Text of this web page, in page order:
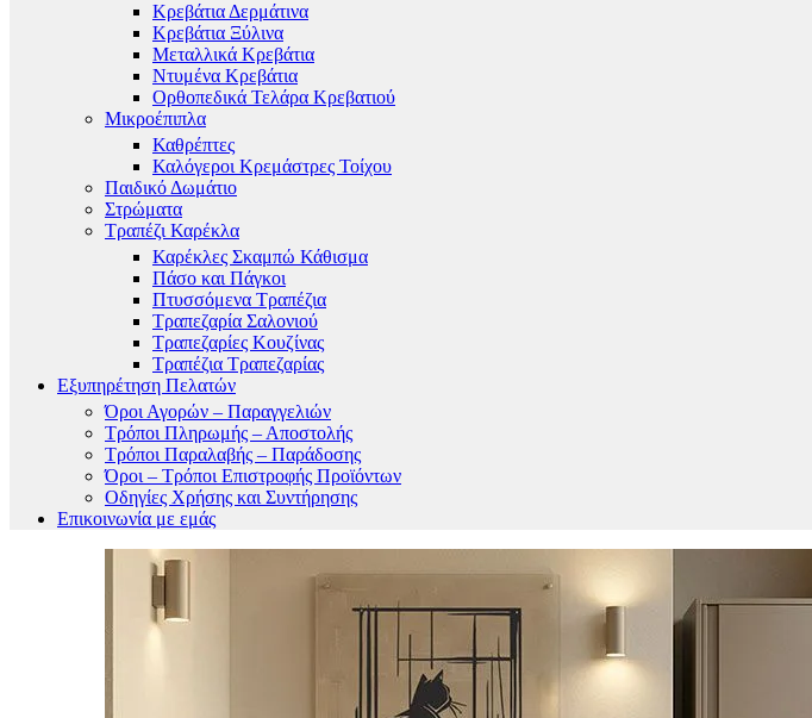
Κρεβάτια Δερμάτινα
Κρεβάτια Ξύλινα
Μεταλλικά Κρεβάτια
Ντυμένα Κρεβάτια
Ορθοπεδικά Τελάρα Κρεβατιού
Μικροέπιπλα
Καθρέπτες
Καλόγεροι Κρεμάστρες Τοίχου
Παιδικό Δωμάτιο
Στρώματα
Τραπέζι Καρέκλα
Καρέκλες Σκαμπώ Κάθισμα
Πάσο και Πάγκοι
Πτυσσόμενα Τραπέζια
Τραπεζαρία Σαλονιού
Τραπεζαρίες Κουζίνας
Τραπέζια Τραπεζαρίας
Εξυπηρέτηση Πελατών
Όροι Αγορών – Παραγγελιών
Τρόποι Πληρωμής – Αποστολής
Τρόποι Παραλαβής – Παράδοσης
Όροι – Τρόποι Επιστροφής Προϊόντων
Οδηγίες Χρήσης και Συντήρησης
Επικοινωνία με εμάς